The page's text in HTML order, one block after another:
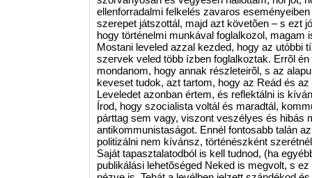
ellenforradalmi felkelés zavaros
szerepet játszottál, majd azt követõen – s ezt
hogy történelmi munkával foglalkozol, magam
Mostani leveled azzal kezded, hogy az utóbbi
szervek veled több ízben foglalkoztak. Errõl
mondanom, hogy annak részleteirõl, s az
keveset tudok, azt tartom, hogy az Reád és
Leveledet azonban értem, és reflektálni is
Írod, hogy szocialista voltál és maradtál,
párttag sem vagy, viszont veszélyes és hibás
antikommunistaságot. Ennél fontosabb talán
politizálni nem kívánsz, történészként
Saját tapasztalatodból is kell tudnod, (ha
publikálási lehetõséged Neked is megvolt, s